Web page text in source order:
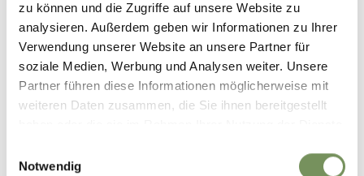
zu können und die Zugriffe auf unsere Website zu
analysieren. Außerdem geben wir Informationen zu Ihrer
Verwendung unserer Website an unsere Partner für
soziale Medien, Werbung und Analysen weiter. Unsere
Partner führen diese Informationen möglicherweise mit
weiteren Daten zusammen, die Sie ihnen bereitgestellt
Notwendig
PANINI AL LATTE - "MILCHBREATLEN"